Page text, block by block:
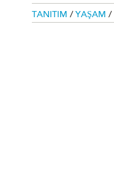
TANITIM / YAŞAM /